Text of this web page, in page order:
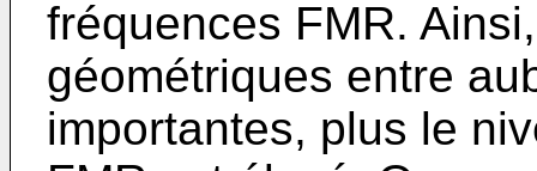
fréquences FMR.
géométriques entre
importantes, plus le